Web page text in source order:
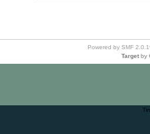
Powered by SMF
Target by